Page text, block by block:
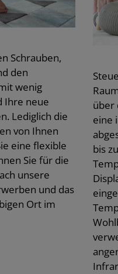
Schrauben,
den
wenig
Ihre neue
Lediglich die
von Ihnen
eine flexible
Sie für die
unsere
und das
Ort im
über
eine
bis